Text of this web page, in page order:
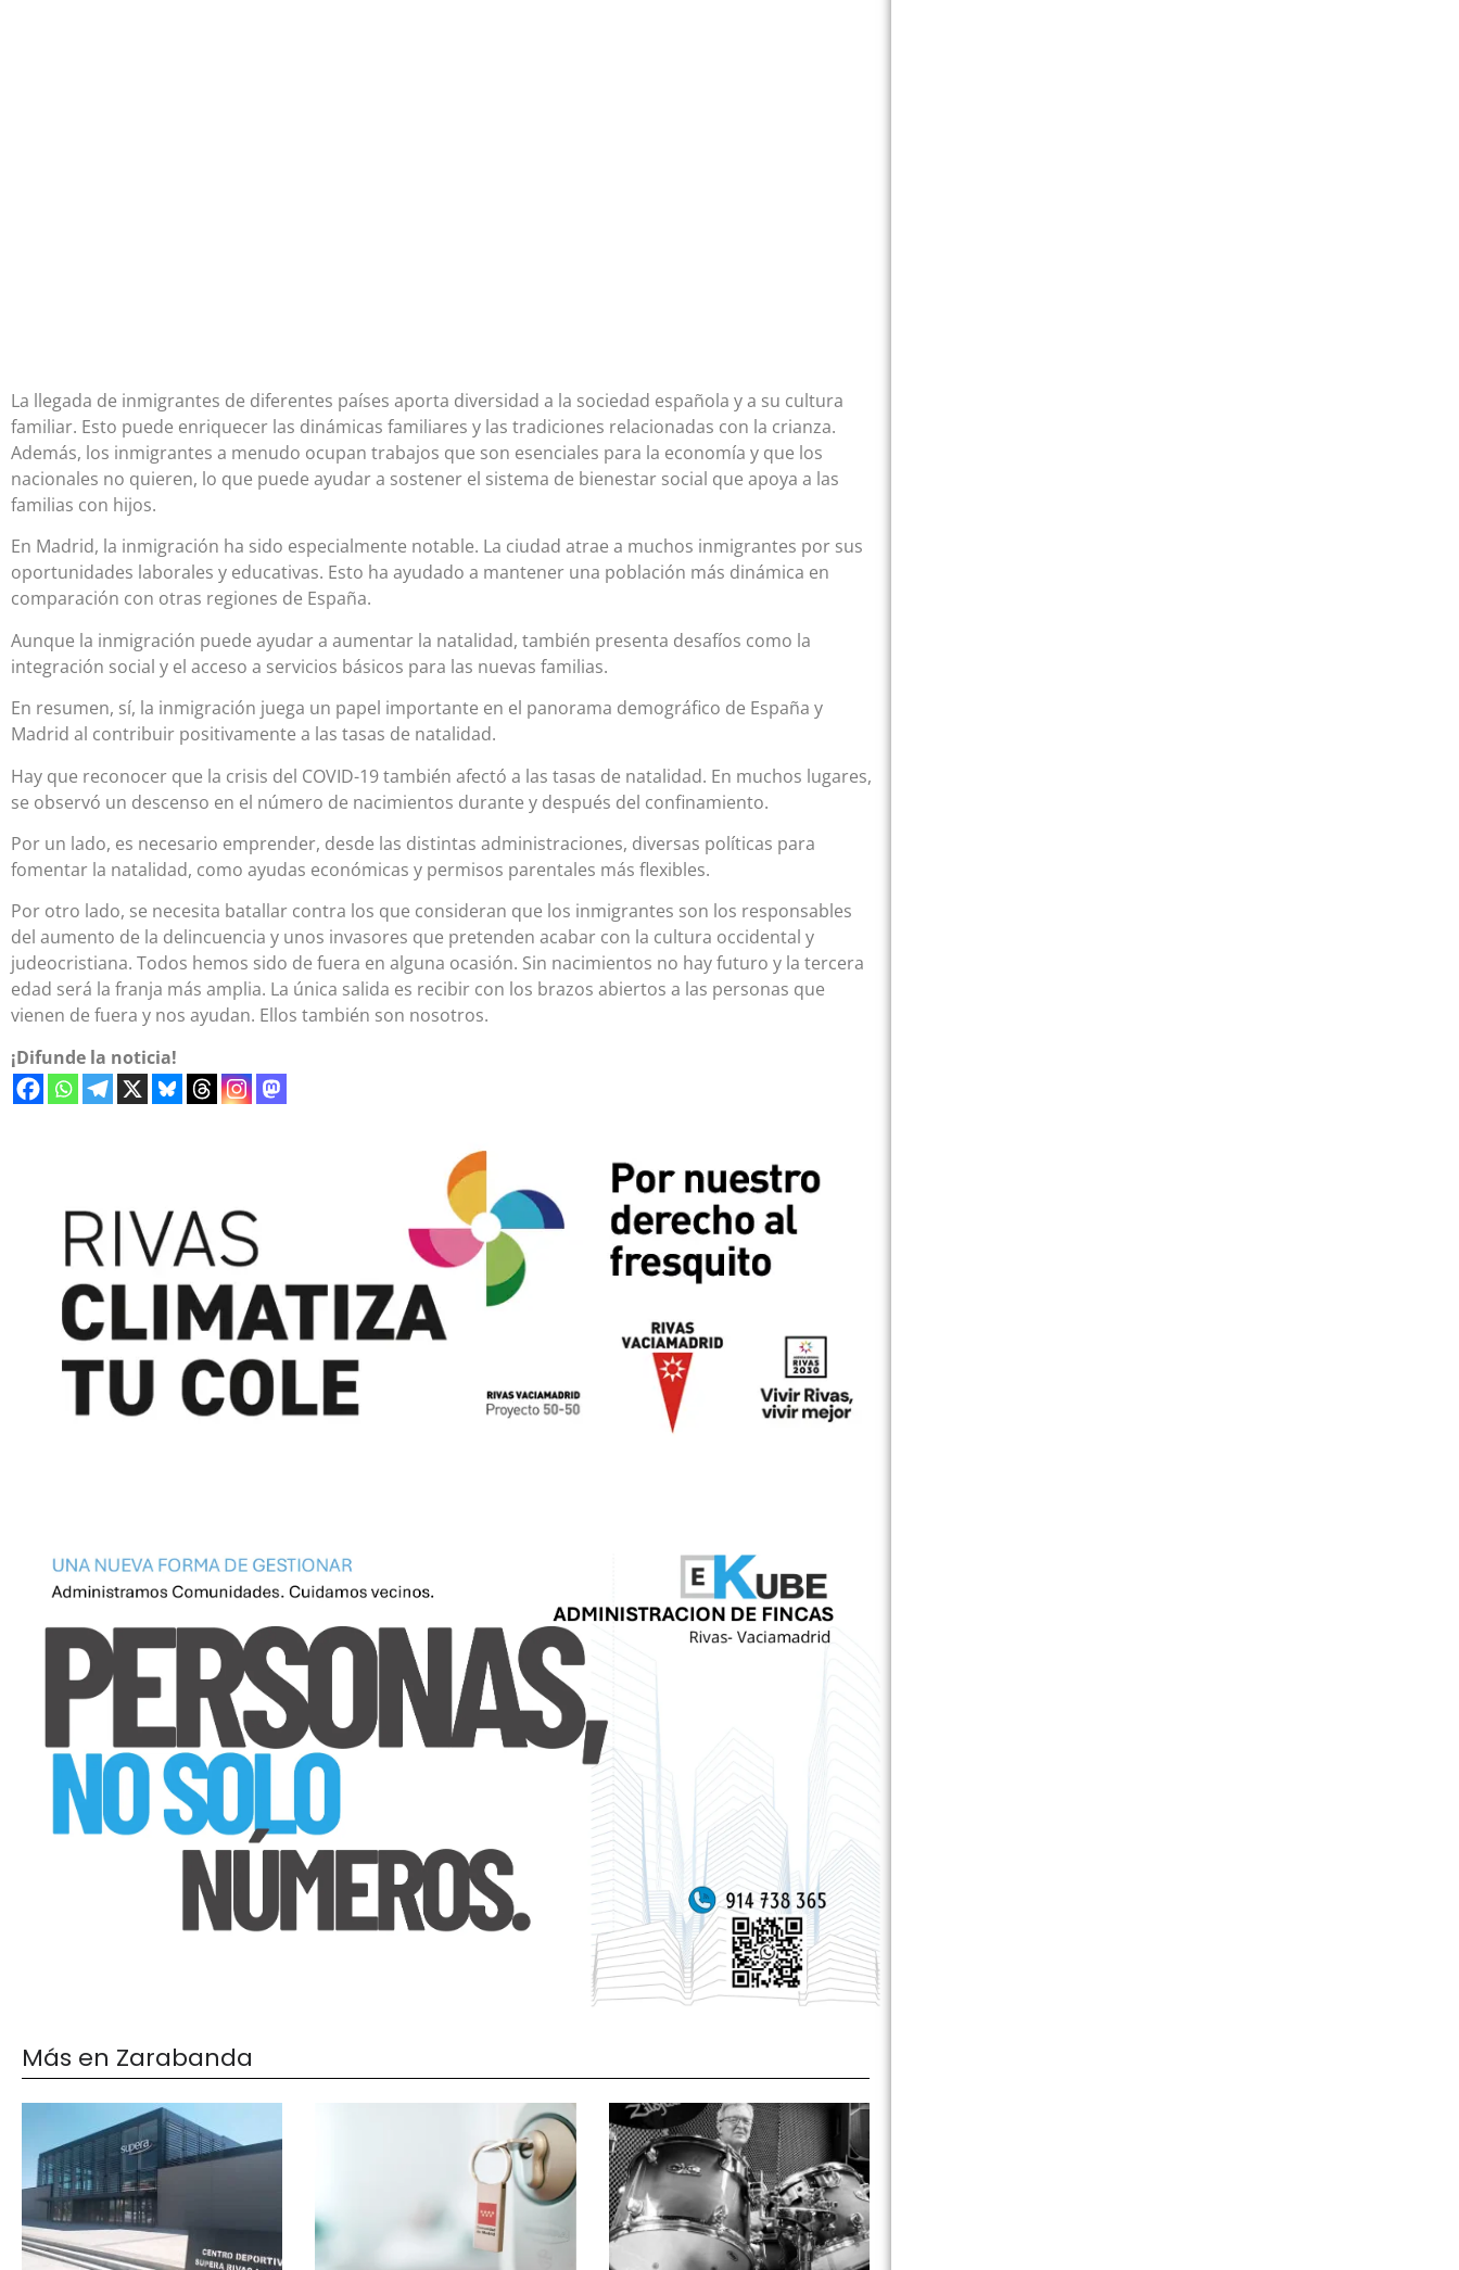
La llegada de inmigrantes de diferentes países aporta diversidad a la sociedad española y a su cultura
familiar. Esto puede enriquecer las dinámicas familiares y las tradiciones relacionadas con la crianza.
Además, los inmigrantes a menudo ocupan trabajos que son esenciales para la economía y que los
nacionales no quieren, lo que puede ayudar a sostener el sistema de bienestar social que apoya a las
familias con hijos.
En Madrid, la inmigración ha sido especialmente notable. La ciudad atrae a muchos inmigrantes por sus
oportunidades laborales y educativas. Esto ha ayudado a mantener una población más dinámica en
comparación con otras regiones de España.
Aunque la inmigración puede ayudar a aumentar la natalidad, también presenta desafíos como la
integración social y el acceso a servicios básicos para las nuevas familias.
En resumen, sí, la inmigración juega un papel importante en el panorama demográfico de España y
Madrid al contribuir positivamente a las tasas de natalidad.
Hay que reconocer que la crisis del COVID-19 también afectó a las tasas de natalidad. En muchos lugares,
se observó un descenso en el número de nacimientos durante y después del confinamiento.
Por un lado, es necesario emprender, desde las distintas administraciones, diversas políticas para
fomentar la natalidad, como ayudas económicas y permisos parentales más flexibles.
Por otro lado, se necesita batallar contra los que consideran que los inmigrantes son los responsables
del aumento de la delincuencia y unos invasores que pretenden acabar con la cultura occidental y
judeocristiana. Todos hemos sido de fuera en alguna ocasión. Sin nacimientos no hay futuro y la tercera
edad será la franja más amplia. La única salida es recibir con los brazos abiertos a las personas que
vienen de fuera y nos ayudan. Ellos también son nosotros.
¡Difunde la noticia!
Más en Zarabanda